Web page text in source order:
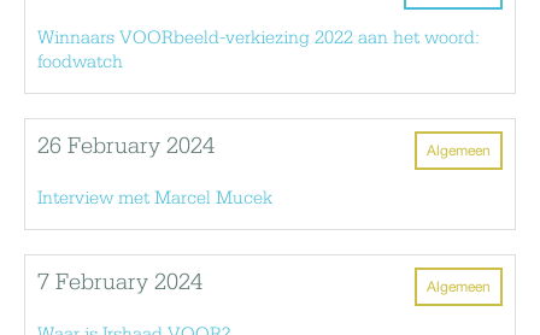
Winnaars VOORbeeld-verkiezing 2022 aan het woord:
foodwatch
Algemeen
26 February 2024
Interview met Marcel Mucek
Algemeen
7 February 2024